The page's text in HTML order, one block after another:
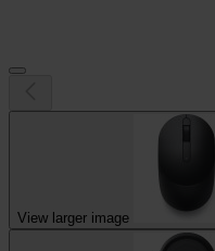
View larger image